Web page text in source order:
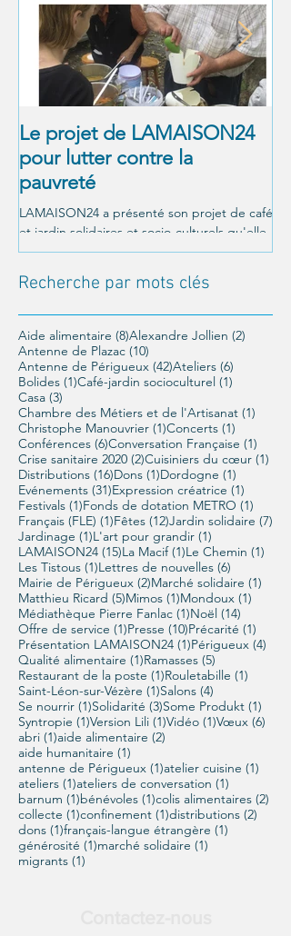
Le projet de LAMAISON24
pour lutter contre la
pauvreté
LAMAISON24 a présenté son projet de café
et jardin solidaires et socio-culturels qu'elle
veut mettre en place à Périgueux, et a été...
Recherche par mots clés
Aide alimentaire (8)8 posts
Alexandre Jollien (2)
Antenne de Plazac (10)
Antenne de Périgueux (42)42 posts
Ateliers (6)
Bolides (1)1 post
Café-jardin socioculturel (1)
Casa (3)
Chambre des Métiers et de l'Artisanat (1)
Christophe Manouvrier (1)1 post
Concerts (1)
Conférences (6)6 posts
Conversation Française (1)
Crise sanitaire 2020 (2)2 posts
Cuisiniers du cœur (1)
Distributions (16)16 posts
Dons (1)1 post
Dordogne (1)
Evénements (31)31 posts
Expression créatrice (1)
Festivals (1)1 post
Fonds de dotation METRO (1)
Français (FLE) (1)1 post
Fêtes (12)12 posts
Jardin solidaire (7)
Jardinage (1)1 post
L'art pour grandir (1)
LAMAISON24 (15)15 posts
La Macif (1)1 post
Le Chemin (1)
Les Tistous (1)1 post
Lettres de nouvelles (6)
Mairie de Périgueux (2)2 posts
Marché solidaire (1)
Matthieu Ricard (5)5 posts
Mimos (1)1 post
Mondoux (1)
Médiathèque Pierre Fanlac (1)1 post
Noël (14)
Offre de service (1)1 post
Presse (10)10 posts
Précarité (1)
Présentation LAMAISON24 (1)1 post
Périgueux (4)
Qualité alimentaire (1)1 post
Ramasses (5)
Restaurant de la poste (1)1 post
Rouletabille (1)
Saint-Léon-sur-Vézère (1)1 post
Salons (4)
Se nourrir (1)1 post
Solidarité (3)3 posts
Some Produkt (1)
Syntropie (1)1 post
Version Lili (1)1 post
Vidéo (1)1 post
Vœux (6)
abri (1)1 post
aide alimentaire (2)
aide humanitaire (1)
antenne de Périgueux (1)1 post
atelier cuisine (1)
ateliers (1)1 post
ateliers de conversation (1)
barnum (1)1 post
bénévoles (1)1 post
colis alimentaires (2)
collecte (1)1 post
confinement (1)1 post
distributions (2)
dons (1)1 post
français-langue étrangère (1)
générosité (1)1 post
marché solidaire (1)
migrants (1)